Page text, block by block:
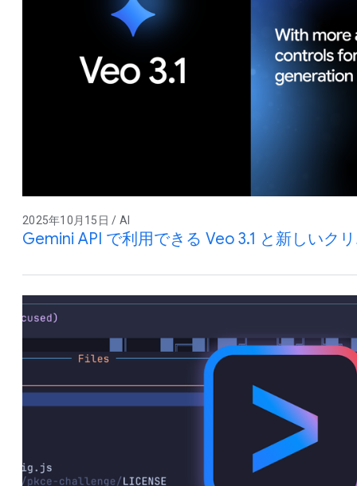
2025年10月15日 / AI
Gemini API で利用できる Veo 3.1 と新しいク